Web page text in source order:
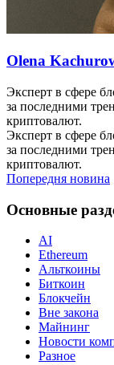
Olena
Эксперт в сфере
за последними
криптовалют.
Эксперт в сфере
за последними
криптовалют.
Попередня новина
Основные
AI
Ethereum
Альткоины
Биткоин
Блокчейн
Вне закона
Майнинг
Новости
Разное